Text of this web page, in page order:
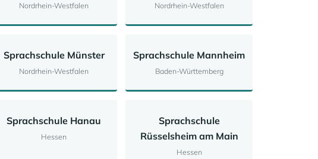
Nordrhein-Westfalen Nordrhein-Westfalen
Sprachschule Münster
Nordrhein-Westfalen
Sprachschule Mannheim
Baden-Württemberg
Sprachschule Hanau
Hessen
Sprachschule
Rüsselsheim am Main
Hessen